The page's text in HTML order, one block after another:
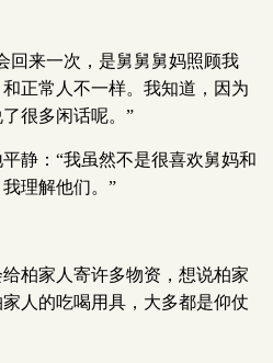
回来一次，是舅舅舅妈照顾我
正常人不一样。我知道，因为
很多闲话呢。”
静：“我虽然不是很喜欢舅妈和
理解他们。”
柏家人寄许多物资，想说柏家
人的吃喝用具，大多都是仰仗